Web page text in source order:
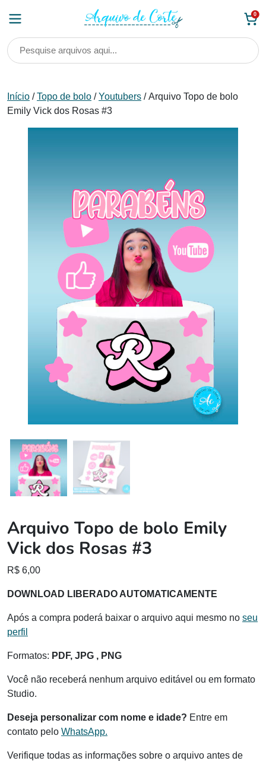
0
Início /Topo de bolo /Youtubers / Arquivo Topo de bolo
Emily Vick dos Rosas #3
Arquivo Topo de bolo Emily
Vick dos Rosas #3
R$ 6,00
DOWNLOAD LIBERADO AUTOMATICAMENTE
Após a compra poderá baixar o arquivo aqui mesmo no seu
perfil
Formatos: PDF, JPG , PNG
Você não receberá nenhum arquivo editável ou em formato
Studio.
Deseja personalizar com nome e idade? Entre em
contato pelo WhatsApp.
Verifique todas as informações sobre o arquivo antes de